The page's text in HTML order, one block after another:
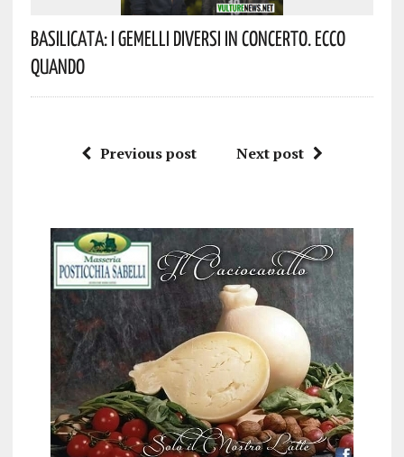
Basilicata: I Gemelli DiVersi In Concerto. Ecco
Quando
Previous post Next post